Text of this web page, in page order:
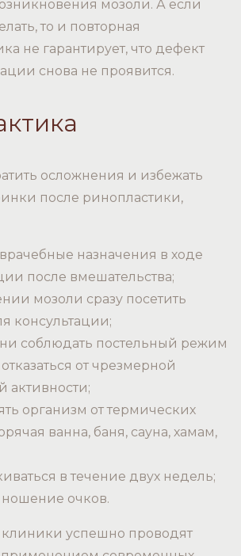
мозоли. А если
то и повторная
не гарантирует, что дефект
снова не проявится.
осложнения и избежать
после ринопластики,
назначения в ходе
после вмешательства;
мозоли сразу посетить
консультации;
соблюдать постельный режим
от чрезмерной
активности;
организм от термических
ванна, баня, сауна, хамам,
в течение двух недель;
очков.
успешно проводят